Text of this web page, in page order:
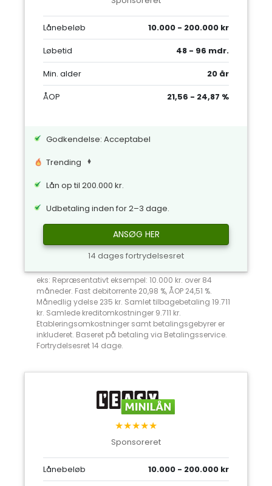
Lånebeløb
10.000 - 200.000 kr
Løbetid
48 - 96 mdr.
Min. alder
20 år
ÅOP
21,56 - 24,87 %
Godkendelse: Acceptabel
Trending
Lån op til 200.000 kr.
Udbetaling inden for 2–3 dage.
ANSØG HER
14 dages fortrydelsesret
eks: Repræsentativt eksempel: 10.000 kr. over 84
måneder. Fast debitorrente 20,98 %, ÅOP 24,51 %.
Månedlig ydelse 235 kr. Samlet tilbagebetaling 19.711
kr. Samlede kreditomkostninger 9.711 kr.
Etableringsomkostninger samt betalingsgebyrer er
inkluderet. Baseret på betaling via Betalingsservice.
Fortrydelsesret 14 dage.
★★★★★
Sponsoreret
Lånebeløb
10.000 - 200.000 kr